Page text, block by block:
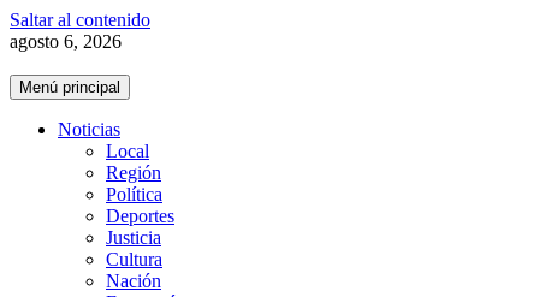
Saltar al contenido
agosto 6, 2026
Menú principal
Noticias
Local
Región
Política
Deportes
Justicia
Cultura
Nación